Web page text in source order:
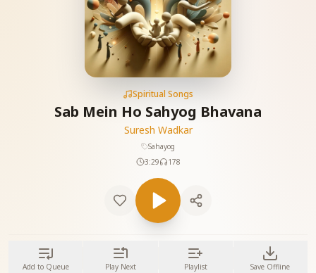
Spiritual Songs
Sab Mein Ho Sahyog Bhavana
Suresh Wadkar
Sahayog
3:29
178
Add to Queue Play Next Playlist Save Offline